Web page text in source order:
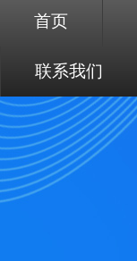
首页
联系我们